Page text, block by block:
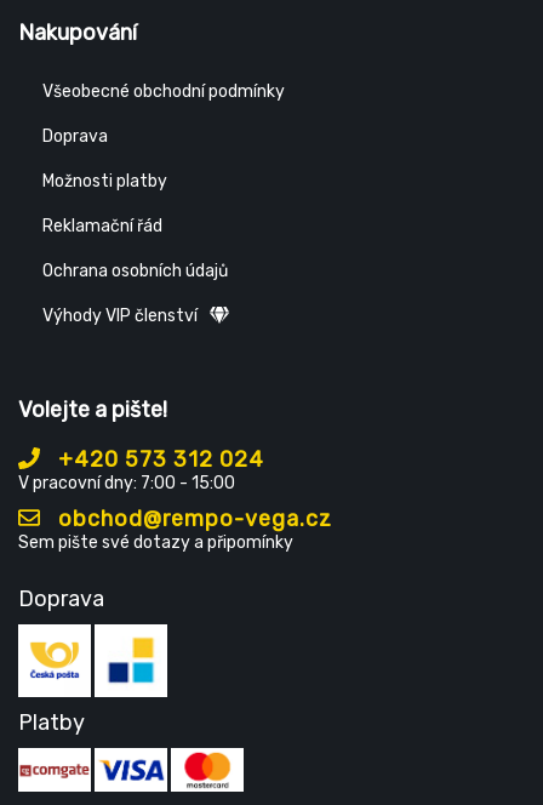
Nakupování
Všeobecné obchodní podmínky
Doprava
Možnosti platby
Reklamační řád
Ochrana osobních údajů
Výhody VIP členství
Volejte a pište!
+420 573 312 024
V pracovní dny: 7:00 - 15:00
obchod@rempo-vega.cz
Sem pište své dotazy a připomínky
Doprava
Platby